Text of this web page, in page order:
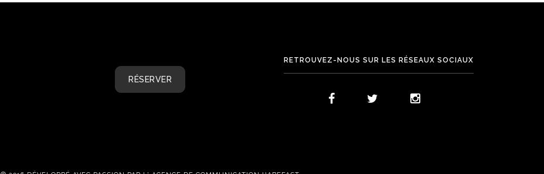
RÉSERVER
RETROUVEZ-NOUS SUR LES RÉSEAUX SOCIAUX